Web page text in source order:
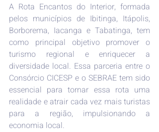
A Rota Encantos do Interior, formada
pelos municípios de Ibitinga, Itápolis,
Borborema, Iacanga e Tabatinga, tem
como principal objetivo promover o
turismo regional e enriquecer a
diversidade local. Essa parceria entre o
Consórcio CICESP e o SEBRAE tem sido
essencial para tornar essa rota uma
realidade e atrair cada vez mais turistas
para a região, impulsionando a
economia local.